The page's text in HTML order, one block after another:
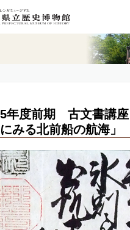
年度前期 古文書講座
みる北前船の航海」